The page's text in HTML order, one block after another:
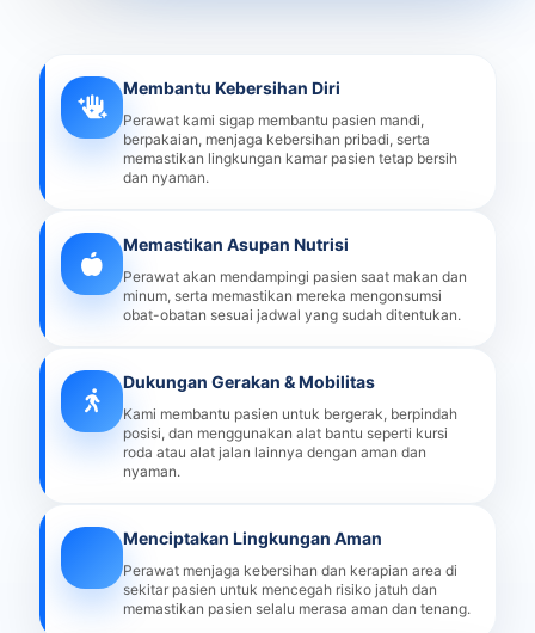
Membantu Kebersihan Diri
Perawat kami sigap membantu pasien mandi,
berpakaian, menjaga kebersihan pribadi, serta
memastikan lingkungan kamar pasien tetap bersih
dan nyaman.
Memastikan Asupan Nutrisi
Perawat akan mendampingi pasien saat makan dan
minum, serta memastikan mereka mengonsumsi
obat-obatan sesuai jadwal yang sudah ditentukan.
Dukungan Gerakan & Mobilitas
Kami membantu pasien untuk bergerak, berpindah
posisi, dan menggunakan alat bantu seperti kursi
roda atau alat jalan lainnya dengan aman dan
nyaman.
Menciptakan Lingkungan Aman
Perawat menjaga kebersihan dan kerapian area di
sekitar pasien untuk mencegah risiko jatuh dan
memastikan pasien selalu merasa aman dan tenang.